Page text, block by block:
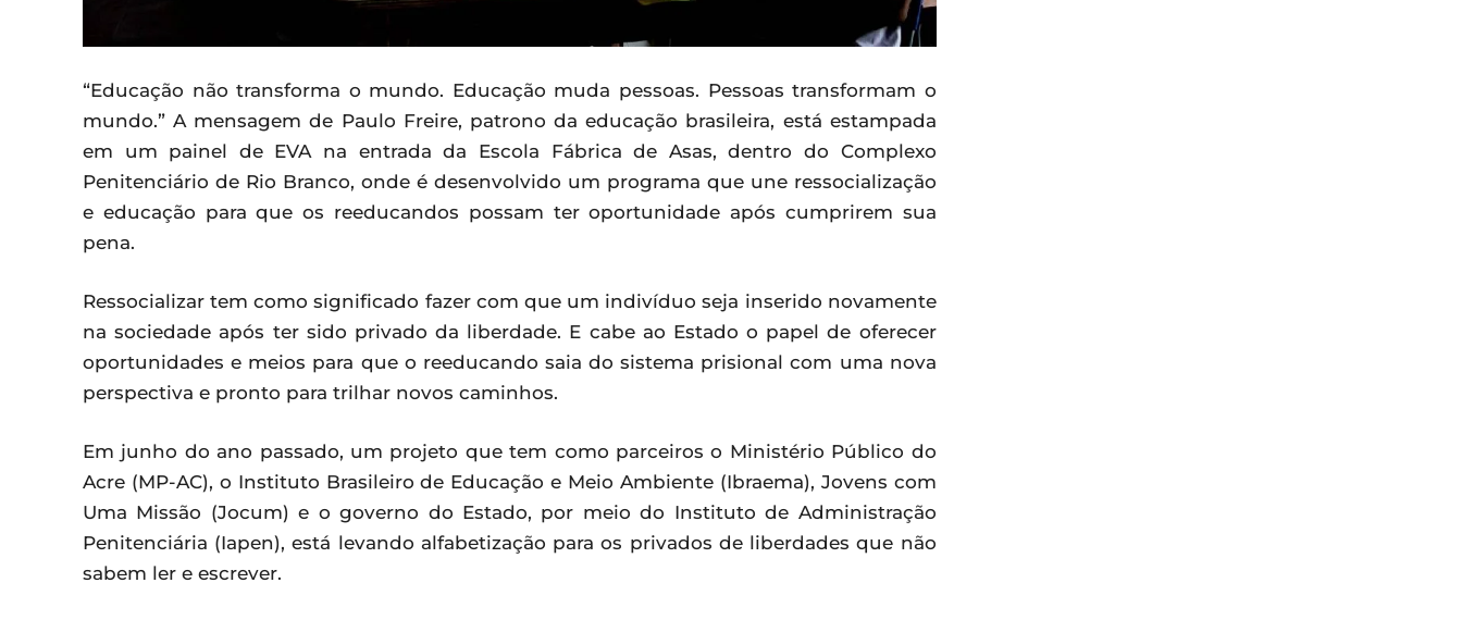
“Educação não transforma o mundo. Educação muda pessoas. Pessoas transformam o
mundo.” A mensagem de Paulo Freire, patrono da educação brasileira, está estampada
em um painel de EVA na entrada da Escola Fábrica de Asas, dentro do Complexo
Penitenciário de Rio Branco, onde é desenvolvido um programa que une ressocialização
e educação para que os reeducandos possam ter oportunidade após cumprirem sua
pena.
Ressocializar tem como significado fazer com que um indivíduo seja inserido novamente
na sociedade após ter sido privado da liberdade. E cabe ao Estado o papel de oferecer
oportunidades e meios para que o reeducando saia do sistema prisional com uma nova
perspectiva e pronto para trilhar novos caminhos.
Em junho do ano passado, um projeto que tem como parceiros o Ministério Público do
Acre (MP-AC), o Instituto Brasileiro de Educação e Meio Ambiente (Ibraema), Jovens com
Uma Missão (Jocum) e o governo do Estado, por meio do Instituto de Administração
Penitenciária (Iapen), está levando alfabetização para os privados de liberdades que não
sabem ler e escrever.